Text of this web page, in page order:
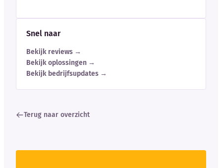
Snel naar
Bekijk reviews →
Bekijk oplossingen →
Bekijk bedrijfsupdates →
Terug naar overzicht